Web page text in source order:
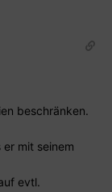
beschränken.
mit seinem
evtl.